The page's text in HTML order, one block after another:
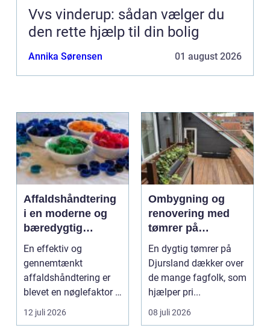
Vvs vinderup: sådan vælger du
den rette hjælp til din bolig
Annika Sørensen 01 august 2026
Affaldshåndtering
i en moderne og
bæredygtig
hverdag
En effektiv og
gennemtænkt
affaldshåndtering er
blevet en nøglefaktor i
den grønne omstilling.
Vi st...
12 juli 2026
Ombygning og
renovering med
tømrer på
Djursland
En dygtig tømrer på
Djursland dækker over
de mange fagfolk, som
hjælper pri...
08 juli 2026